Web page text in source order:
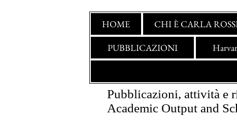
HOME CHI È CARLA
PUBBLICAZIONI
Questo è un paragrafo.
Produzione accademica
Pubblicazioni, attività e
Academic Output and